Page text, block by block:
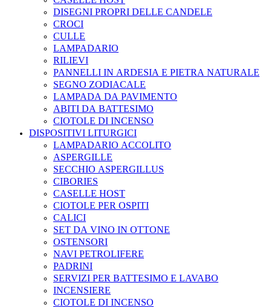
DISEGNI PROPRI DELLE CANDELE
CROCI
CULLE
LAMPADARIO
RILIEVI
PANNELLI IN ARDESIA E PIETRA NATURALE
SEGNO ZODIACALE
LAMPADA DA PAVIMENTO
ABITI DA BATTESIMO
CIOTOLE DI INCENSO
DISPOSITIVI LITURGICI
LAMPADARIO ACCOLITO
ASPERGILLE
SECCHIO ASPERGILLUS
CIBORIES
CASELLE HOST
CIOTOLE PER OSPITI
CALICI
SET DA VINO IN OTTONE
OSTENSORI
NAVI PETROLIFERE
PADRINI
SERVIZI PER BATTESIMO E LAVABO
INCENSIERE
CIOTOLE DI INCENSO